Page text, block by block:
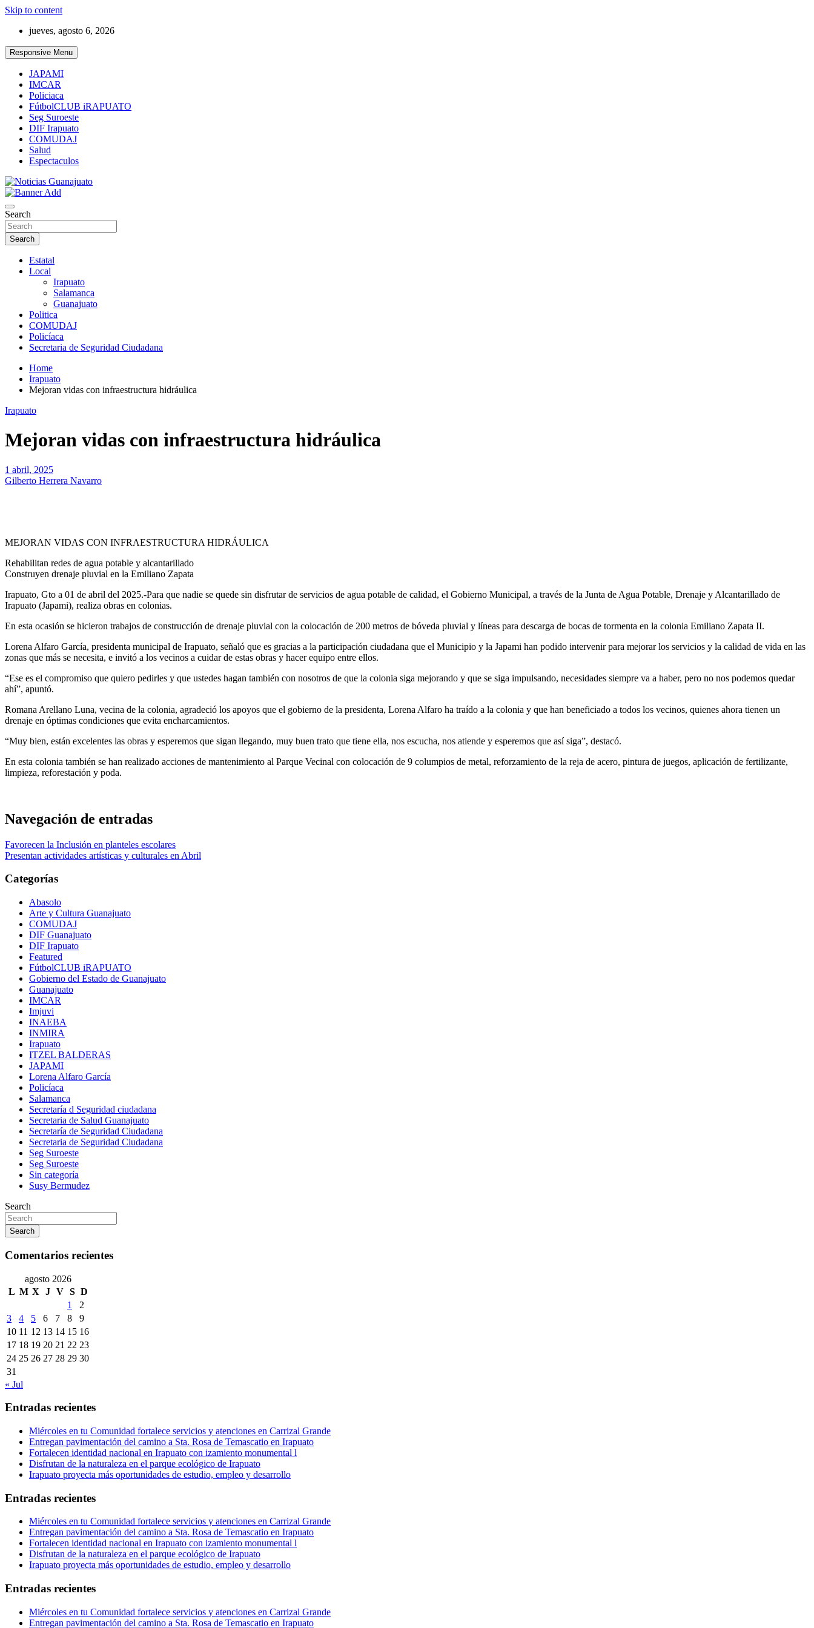
Skip to content
jueves, agosto 6, 2026
Responsive Menu
JAPAMI
IMCAR
Policiaca
FútbolCLUB iRAPUATO
Seg Suroeste
DIF Irapuato
COMUDAJ
Salud
Espectaculos
Noticias Guanajuato
Search
Search
Estatal
Local
Irapuato
Salamanca
Guanajuato
Politica
COMUDAJ
Policíaca
Secretaria de Seguridad Ciudadana
Home
Irapuato
Mejoran vidas con infraestructura hidráulica
Irapuato
Mejoran vidas con infraestructura hidráulica
1 abril, 2025
Gilberto Herrera Navarro
MEJORAN VIDAS CON INFRAESTRUCTURA HIDRÁULICA
Rehabilitan redes de agua potable y alcantarillado
Construyen drenaje pluvial en la Emiliano Zapata
Irapuato, Gto a 01 de abril del 2025.-Para que nadie se quede sin disfrutar de servicios de agua potable de calidad, el Gobierno Municipal, a través de la Junta de Agua Potable, Drenaje y Alcantarillado de
Irapuato (Japami), realiza obras en colonias.
En esta ocasión se hicieron trabajos de construcción de drenaje pluvial con la colocación de 200 metros de bóveda pluvial y líneas para descarga de bocas de tormenta en la colonia Emiliano Zapata II.
Lorena Alfaro García, presidenta municipal de Irapuato, señaló que es gracias a la participación ciudadana que el Municipio y la Japami han podido intervenir para mejorar los servicios y la calidad de vida en las
zonas que más se necesita, e invitó a los vecinos a cuidar de estas obras y hacer equipo entre ellos.
“Ese es el compromiso que quiero pedirles y que ustedes hagan también con nosotros de que la colonia siga mejorando y que se siga impulsando, necesidades siempre va a haber, pero no nos podemos quedar
ahí”, apuntó.
Romana Arellano Luna, vecina de la colonia, agradeció los apoyos que el gobierno de la presidenta, Lorena Alfaro ha traído a la colonia y que han beneficiado a todos los vecinos, quienes ahora tienen un
drenaje en óptimas condiciones que evita encharcamientos.
“Muy bien, están excelentes las obras y esperemos que sigan llegando, muy buen trato que tiene ella, nos escucha, nos atiende y esperemos que así siga”, destacó.
En esta colonia también se han realizado acciones de mantenimiento al Parque Vecinal con colocación de 9 columpios de metal, reforzamiento de la reja de acero, pintura de juegos, aplicación de fertilizante,
limpieza, reforestación y poda.
Navegación de entradas
Favorecen la Inclusión en planteles escolares
Presentan actividades artísticas y culturales en Abril
Categorías
Abasolo
Arte y Cultura Guanajuato
COMUDAJ
DIF Guanajuato
DIF Irapuato
Featured
FútbolCLUB iRAPUATO
Gobierno del Estado de Guanajuato
Guanajuato
IMCAR
Imjuvi
INAEBA
INMIRA
Irapuato
ITZEL BALDERAS
JAPAMI
Lorena Alfaro García
Policíaca
Salamanca
Secretaría d Seguridad ciudadana
Secretaria de Salud Guanajuato
Secretaría de Seguridad Ciudadana
Secretaria de Seguridad Ciudadana
Seg Suroeste
Seg Suroeste
Sin categoría
Susy Bermudez
Search
Search
Comentarios recientes
agosto 2026
L M X J V S D
1
2
3
4 5 6 7 8
9
10 11 12 13 14 15 16
17 18 19 20 21 22 23
24 25 26 27 28 29 30
31
« Jul
Entradas recientes
Miércoles en tu Comunidad fortalece servicios y atenciones en Carrizal Grande
Entregan pavimentación del camino a Sta. Rosa de Temascatio en Irapuato
Fortalecen identidad nacional en Irapuato con izamiento monumental l
Disfrutan de la naturaleza en el parque ecológico de Irapuato
Irapuato proyecta más oportunidades de estudio, empleo y desarrollo
Entradas recientes
Miércoles en tu Comunidad fortalece servicios y atenciones en Carrizal Grande
Entregan pavimentación del camino a Sta. Rosa de Temascatio en Irapuato
Fortalecen identidad nacional en Irapuato con izamiento monumental l
Disfrutan de la naturaleza en el parque ecológico de Irapuato
Irapuato proyecta más oportunidades de estudio, empleo y desarrollo
Entradas recientes
Miércoles en tu Comunidad fortalece servicios y atenciones en Carrizal Grande
Entregan pavimentación del camino a Sta. Rosa de Temascatio en Irapuato